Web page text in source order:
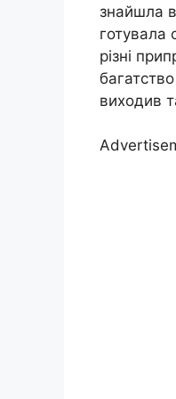
знайшла
готувала
різні
виходив